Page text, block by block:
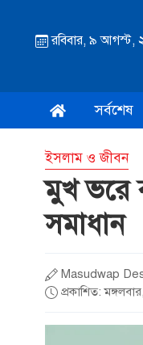
রবিবার, ৯ আগস্ট,
সর্বশেষ
ইসলাম ও জীবন
মুখ ভরে
সমাধান
Masudwap
প্রকাশিত: